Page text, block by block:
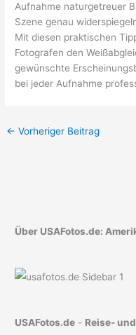
Aufnahme naturgetreuer
Szene genau
Mit diesen praktischen
Fotografen den
gewünschte
bei jeder Aufnahme
← Vorheriger Beitrag
Über USAFotos.de:
USAFotos.de - Reise-